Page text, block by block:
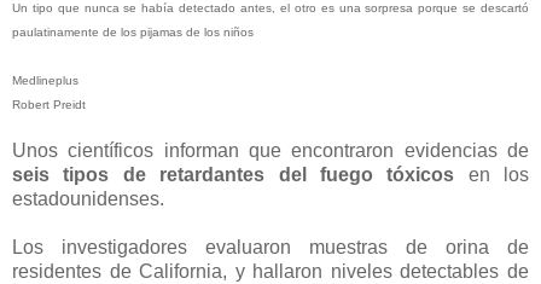
Un tipo que nunca se había detectado antes, el otro es una sorpresa porque se descartó
paulatinamente de los pijamas de los niños
Medlineplus
Robert Preidt
Unos científicos informan que encontraron evidencias de
seis tipos de retardantes del fuego tóxicos en los
estadounidenses.
Los investigadores evaluaron muestras de orina de
residentes de California, y hallaron niveles detectables de